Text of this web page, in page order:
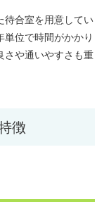
待合室を用意してい
単位で時間がかかり
さや通いやすさも重
徴